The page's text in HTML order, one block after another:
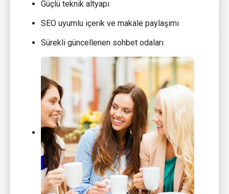
Güçlü teknik altyapı
SEO uyumlu içerik ve makale paylaşımı
Sürekli güncellenen sohbet odaları